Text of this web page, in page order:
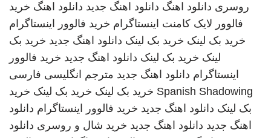
روسری دانلود اهنگ دانلود اهنگ جدید دانلود اهنگ خرید
فالوور لایک کامنت اینستاگرام خرید فالوور اینستاگرام
خرید بک لینک خرید بک لینک دانلود اهنگ جدید خرید بک
لینک خرید بک لینک دانلود اهنگ جدید خرید فالوور
اینستاگرام دانلود اهنگ جدید مترجم انگلیسی فارسی
Spanish Shadowing خرید بک لینک خرید بک لینک خرید
بک لینک دانلود اهنگ جدید خرید فالوور اینستاگرام دانلود
اهنگ جدید دانلود اهنگ جدید خرید شال و روسری دانلود